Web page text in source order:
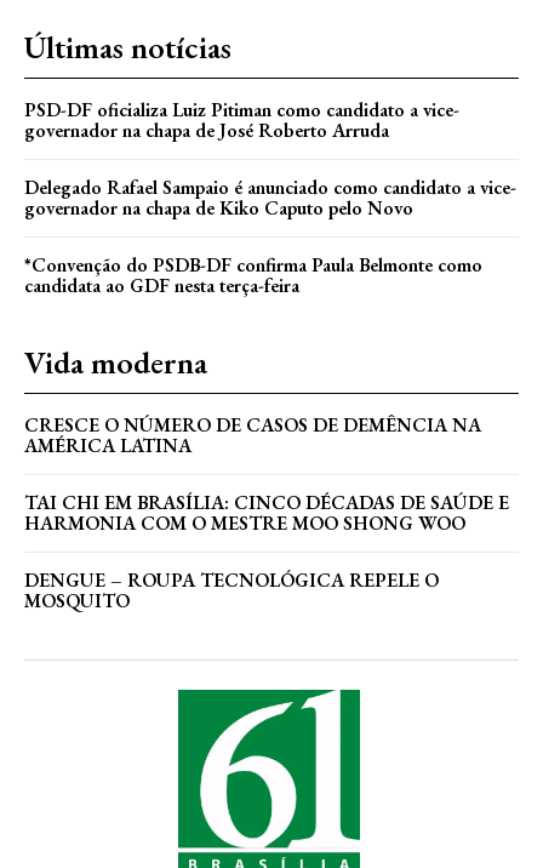
Últimas notícias
PSD-DF oficializa Luiz Pitiman como candidato a vice-
governador na chapa de José Roberto Arruda
Delegado Rafael Sampaio é anunciado como candidato a vice-
governador na chapa de Kiko Caputo pelo Novo
*Convenção do PSDB-DF confirma Paula Belmonte como
candidata ao GDF nesta terça-feira
Vida moderna
CRESCE O NÚMERO DE CASOS DE DEMÊNCIA NA
AMÉRICA LATINA
TAI CHI EM BRASÍLIA: CINCO DÉCADAS DE SAÚDE E
HARMONIA COM O MESTRE MOO SHONG WOO
DENGUE – ROUPA TECNOLÓGICA REPELE O
MOSQUITO